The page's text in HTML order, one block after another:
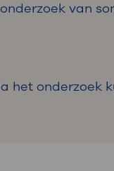
van
het onderzoek